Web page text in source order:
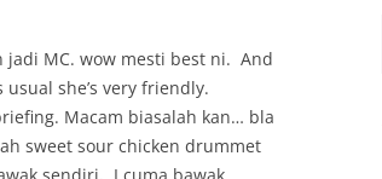
jadi MC. wow mesti best ni. And
she’s very friendly.
Macam biasalah kan… bla
sweet sour chicken drummet